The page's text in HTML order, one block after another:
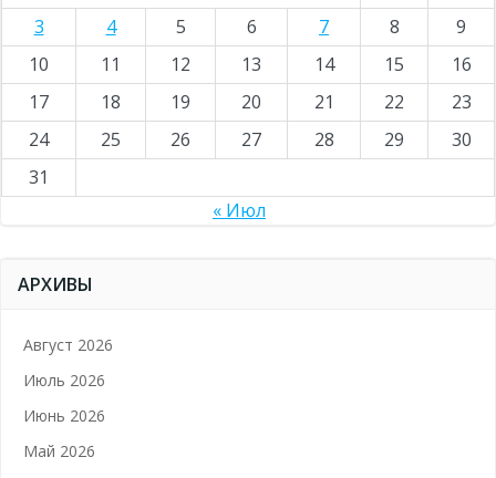
3
4 5 6 7 8
9
10
11 12 13 14 15
16
17
18 19 20 21 22
23
24
25 26 27 28 29
30
31
« Июл
АРХИВЫ
Август 2026
Июль 2026
Июнь 2026
Май 2026